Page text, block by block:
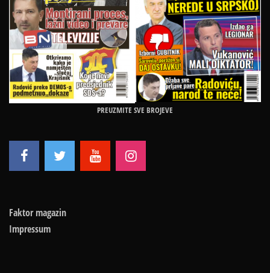
PREUZMITE SVE BROJEVE
Faktor magazin
Impressum